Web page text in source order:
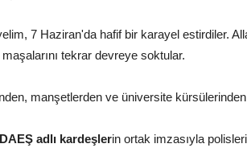
7 Haziran'da hafif bir karayel estirdiler.
maşalarını tekrar devreye soktular.
manşetlerden ve üniversite kürsülerinden
adlı kardeşlerin ortak imzasıyla